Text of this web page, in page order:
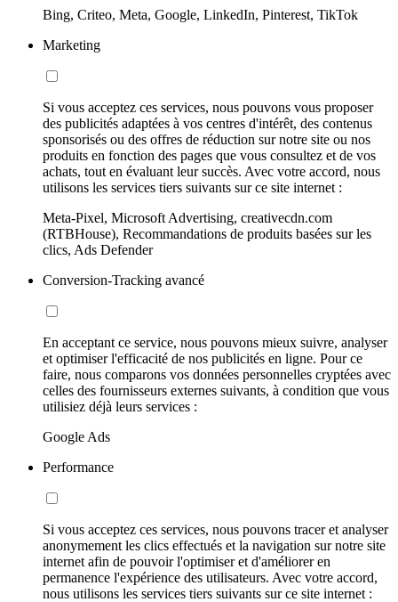
Bing, Criteo, Meta, Google, LinkedIn, Pinterest, TikTok
Marketing
Si vous acceptez ces services, nous pouvons vous proposer
des publicités adaptées à vos centres d'intérêt, des contenus
sponsorisés ou des offres de réduction sur notre site ou nos
produits en fonction des pages que vous consultez et de vos
achats, tout en évaluant leur succès. Avec votre accord, nous
utilisons les services tiers suivants sur ce site internet :
Meta-Pixel, Microsoft Advertising, creativecdn.com
(RTBHouse), Recommandations de produits basées sur les
clics, Ads Defender
Conversion-Tracking avancé
En acceptant ce service, nous pouvons mieux suivre, analyser
et optimiser l'efficacité de nos publicités en ligne. Pour ce
faire, nous comparons vos données personnelles cryptées avec
celles des fournisseurs externes suivants, à condition que vous
utilisiez déjà leurs services :
Google Ads
Performance
Si vous acceptez ces services, nous pouvons tracer et analyser
anonymement les clics effectués et la navigation sur notre site
internet afin de pouvoir l'optimiser et d'améliorer en
permanence l'expérience des utilisateurs. Avec votre accord,
nous utilisons les services tiers suivants sur ce site internet :